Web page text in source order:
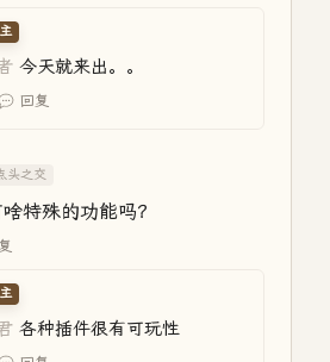
今天就来出。。
回复
头之交
特殊的功能吗？
各种插件很有可玩性